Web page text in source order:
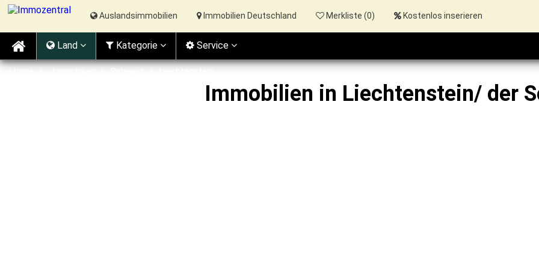
Immobilien in Liechtenstein/ der
Auslandsimmobilien Immobilien Deutschland Merkliste (0) Kostenlos inserieren
Land Kategorie Service